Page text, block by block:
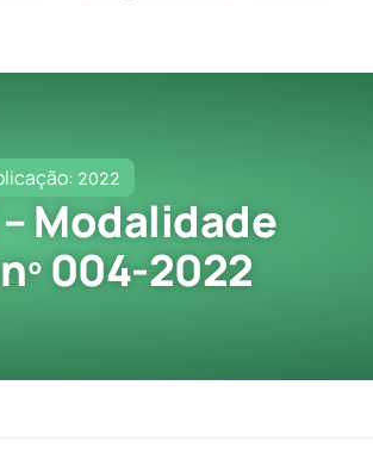
2022
Modalidade
004-2022